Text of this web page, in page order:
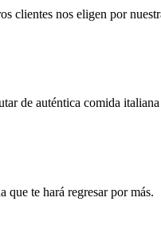
clientes nos eligen por
de auténtica comida
te hará regresar por más.